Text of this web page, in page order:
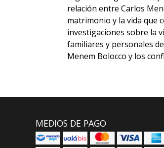
relación entre Carlos
matrimonio y la vida que
investigaciones sobre la
familiares y personales
Menem Bolocco y los
MEDIOS DE PAGO